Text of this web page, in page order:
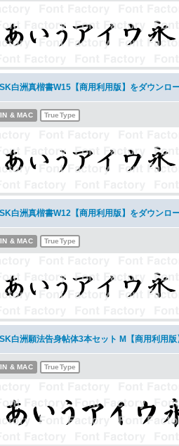
白洲真楷書W15【商用利用版】をダウンロ
& MAC TrueType
白洲真楷書W12【商用利用版】をダウンロ
& MAC TrueType
白洲願法告身帖体3本セット M【商用利用
& MAC TrueType